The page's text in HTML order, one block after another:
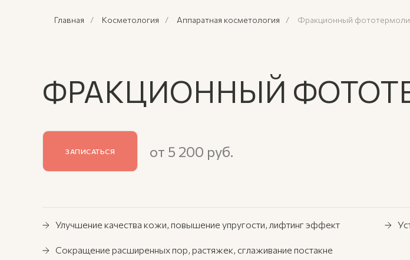
Главная / Косметология / Аппаратная косметология / Фракционный
ФРАКЦИОННЫЙ
от 5 200 руб.
ЗАПИСАТЬСЯ
Улучшение качества кожи, повышение упругости, лифтинг эффект
Сокращение расширенных пор, растяжек, сглаживание постакне